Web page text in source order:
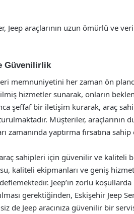
Jeep araçlarının uzun ömürlü ve
Güvenilirlik
memnuniyetini her zaman ön
hizmetler sunarak, onların
şeffaf bir iletişim kurarak, araç
Müşteriler, araçlarının
zamanında yaptırma fırsatına
araç sahipleri için güvenilir ve kaliteli
kaliteli ekipmanları ve geniş
Jeep’in zorlu
gerektiğinden, Eskişehir Jeep
de Jeep aracınıza güvenilir bir